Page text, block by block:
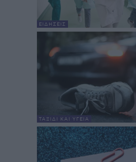
ΕΙΔΉΣΕΙΣ
ΤΑΞΊΔΙ ΚΑΙ ΥΓΕΊΑ